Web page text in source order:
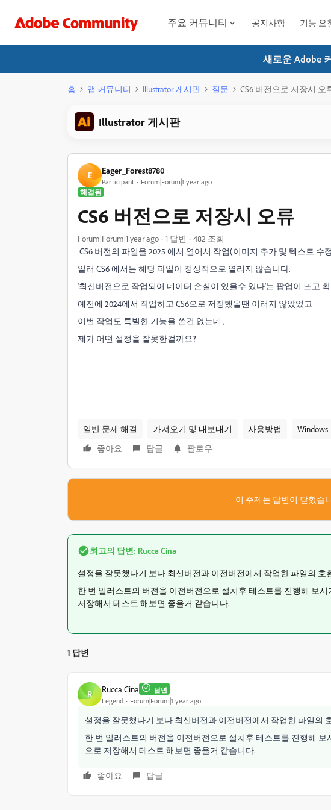
주요 커뮤니티 공지사항 기능 요
새로운 Adobe
홈 앱 커뮤니티 Illustrator 게시판 질문 CS6 버전으로 저장시 오
Illustrator 게시판
E Eager_Forest8780
Participant
Forum|Forum|1 year ago
해결됨
CS6 버전으로 저장시 오류
Forum|Forum|1 year ago 1 답변
482 조회
CS6 버전의 파일을 2025 에서 열어서 작업(이미지 추가 및 텍스트 수
일러 CS6 에서는 해당 파일이 정상적으로 열리지 않습니다.
'최신버전으로 작업되어 데이터 손실이 있을수 있다'는 팝업이 뜨고
예전에 2024에서 작업하고 CS6으로 저장했을땐 이러지 않았었고
이번 작업도 특별한 기능을 쓴건 없는데 ,
제가 어떤 설정을 잘못한걸까요?
일반 문제 해결 가져오기 및 내보내기 사용방법
Windows
좋아요
답글 팔로우
이 주제는 답변이 닫혔습
최고의 답변: Rucca Cina
설정을 잘못했다기 보다 최신버전과 이전버전에서 작업한 파일의 호
한 번 일러스트의 버전을 이전버전으로 설치후 테스트를 진행해 보
저장해서 테스트 해보면 좋을거 같습니다.
1 답변
R Rucca Cina 답변
Legend Forum|Forum|1 year ago
설정을 잘못했다기 보다 최신버전과 이전버전에서 작업한 파일의
한 번 일러스트의 버전을 이전버전으로 설치후 테스트를 진행해
으로 저장해서 테스트 해보면 좋을거 같습니다.
좋아요 답글